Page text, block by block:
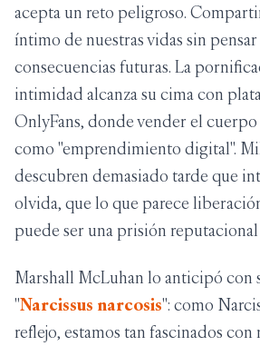
acepta un reto peligroso.
íntimo de nuestras vidas sin pensar
consecuencias futuras. La
intimidad alcanza su cima con
OnlyFans, donde vender el
como "emprendimiento digital".
descubren demasiado tarde que
olvida, que lo que parece
puede ser una prisión reputacional
Marshall McLuhan lo anticipó con
"Narcissus narcosis": como
reflejo, estamos tan fascinados con